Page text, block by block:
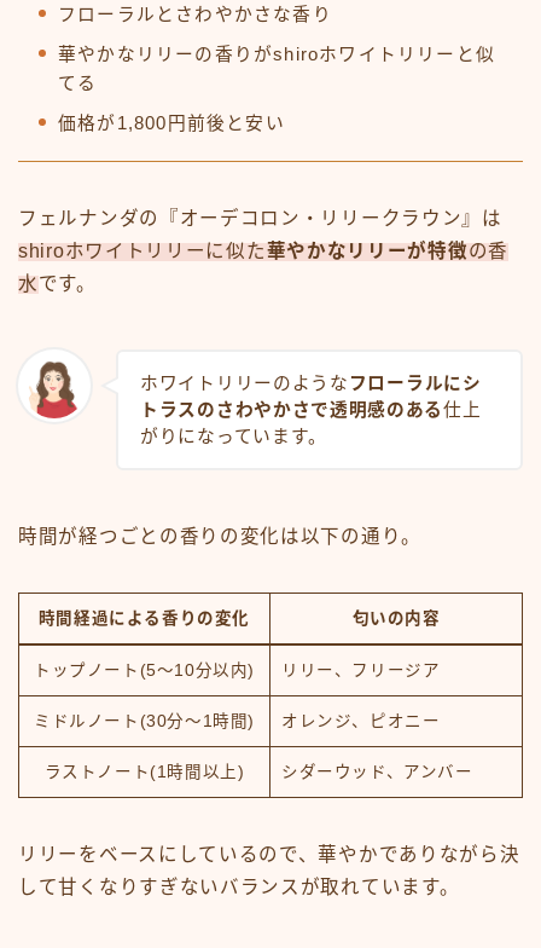
フローラルとさわやかさな香り
華やかなリリーの香りがshiroホワイトリリーと似
てる
価格が1,800円前後と安い
フェルナンダの『オーデコロン・リリークラウン』は
shiroホワイトリリーに似た華やかなリリーが特徴の香
水 です。
ホワイトリリーのような フローラルにシ
トラスのさわやかさで透明感のある仕上
がりになっています。
時間が経つごとの香りの変化は以下の通り。
時間経過による香りの変化 匂いの内容
トップノート(5～10分以内) リリー、フリージア
ミドルノート(30分～1時間) オレンジ、ピオニー
ラストノート(1時間以上) シダーウッド、アンバー
リリーをベースにしているので、華やかでありながら決
して甘くなりすぎないバランスが取れています。